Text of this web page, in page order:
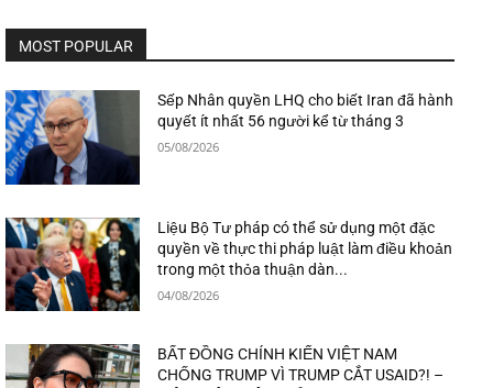
MOST POPULAR
Sếp Nhân quyền LHQ cho biết Iran đã hành
quyết ít nhất 56 người kể từ tháng 3
05/08/2026
Liệu Bộ Tư pháp có thể sử dụng một đặc
quyền về thực thi pháp luật làm điều khoản
trong một thỏa thuận dàn...
04/08/2026
BẤT ĐỒNG CHÍNH KIẾN VIỆT NAM
CHỐNG TRUMP VÌ TRUMP CẮT USAID?! –